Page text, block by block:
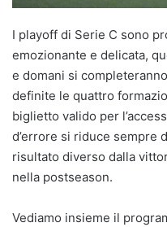
I playoff di Serie C sono
emozionante e delicata,
e domani si
definite le quattro
biglietto valido per
d’errore si riduce sempre
risultato diverso dalla
nella postseason.
Vediamo insieme il